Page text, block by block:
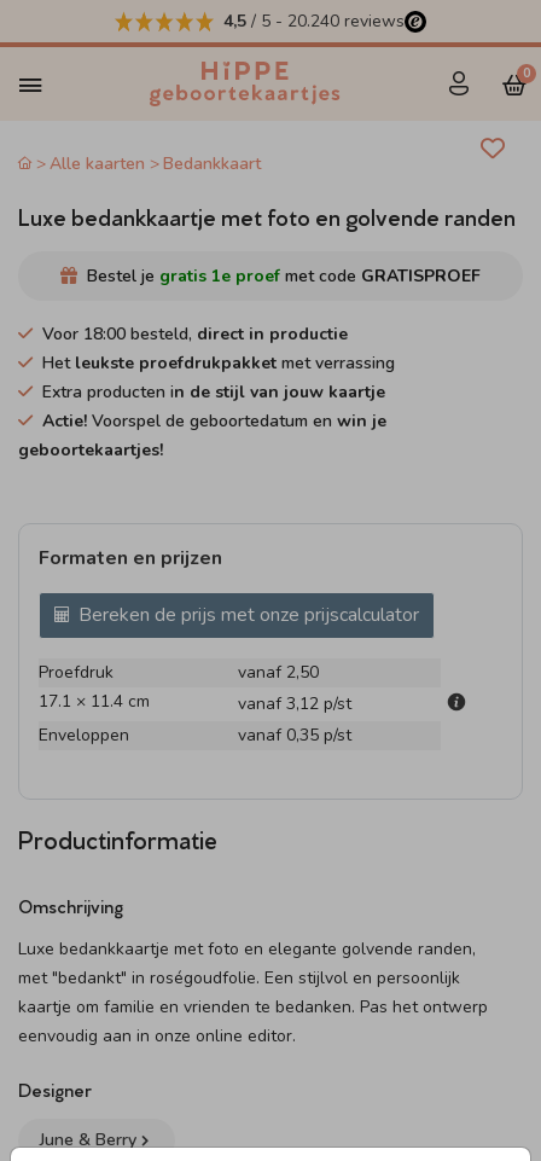
4,5 / 5 - 20.240 reviews
0
Alle kaarten Bedankkaart
Luxe bedankkaartje met foto en golvende randen
Bestel je gratis 1e proef met code GRATISPROEF
Voor 18:00 besteld, direct in productie
Het leukste proefdrukpakket met verrassing
Extra producten in de stijl van jouw kaartje
Actie! Voorspel de geboortedatum en win je
geboortekaartjes!
Formaten en prijzen
Bereken de prijs met onze prijscalculator
Proefdruk
vanaf 2,50
17.1 × 11.4 cm
vanaf 3,12 p/st
Enveloppen
vanaf 0,35 p/st
Productinformatie
Omschrijving
Luxe bedankkaartje met foto en elegante golvende randen,
met "bedankt" in roségoudfolie. Een stijlvol en persoonlijk
kaartje om familie en vrienden te bedanken. Pas het ontwerp
eenvoudig aan in onze online editor.
Designer
June & Berry